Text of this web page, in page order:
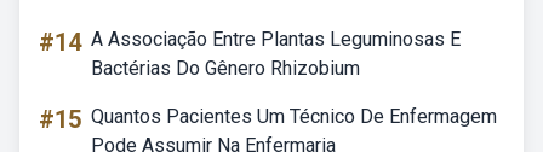
#14 A Associação Entre Plantas Leguminosas E
Bactérias Do Gênero Rhizobium
#15 Quantos Pacientes Um Técnico De Enfermagem
Pode Assumir Na Enfermaria